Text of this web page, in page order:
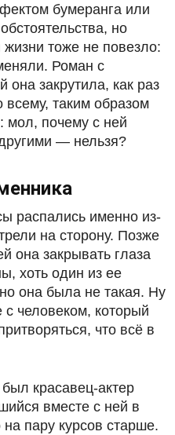
бумеранга или
но
тоже не повезло:
Роман с
закрутила, как раз
всему, таким образом
мол, почему с ней
— нельзя?
распались именно из-
на сторону. Позже
она закрывать глаза
хоть один из ее
она была не такая. Ну
человеком, который
что всё в
красавец-актер
вместе с ней в
пару курсов старше.